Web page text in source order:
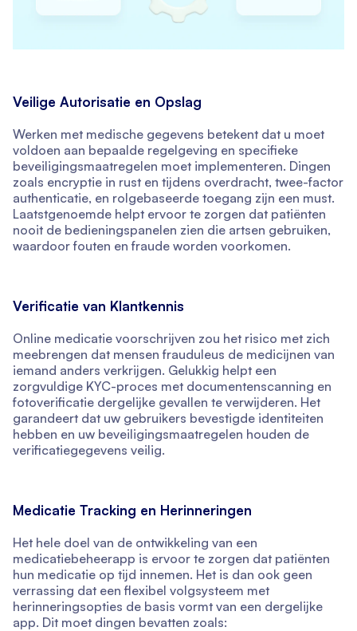
Veilige Autorisatie en Opslag
Werken met medische gegevens betekent dat u moet
voldoen aan bepaalde regelgeving en specifieke
beveiligingsmaatregelen moet implementeren. Dingen
zoals encryptie in rust en tijdens overdracht, twee-factor
authenticatie, en rolgebaseerde toegang zijn een must.
Laatstgenoemde helpt ervoor te zorgen dat patiënten
nooit de bedieningspanelen zien die artsen gebruiken,
waardoor fouten en fraude worden voorkomen.
Verificatie van Klantkennis
Online medicatie voorschrijven zou het risico met zich
meebrengen dat mensen frauduleus de medicijnen van
iemand anders verkrijgen. Gelukkig helpt een
zorgvuldige KYC-proces met documentenscanning en
fotoverificatie dergelijke gevallen te verwijderen. Het
garandeert dat uw gebruikers bevestigde identiteiten
hebben en uw beveiligingsmaatregelen houden de
verificatiegegevens veilig.
Medicatie Tracking en Herinneringen
Het hele doel van de ontwikkeling van een
medicatiebeheerapp is ervoor te zorgen dat patiënten
hun medicatie op tijd innemen. Het is dan ook geen
verrassing dat een flexibel volgsysteem met
herinneringsopties de basis vormt van een dergelijke
app. Dit moet dingen bevatten zoals: